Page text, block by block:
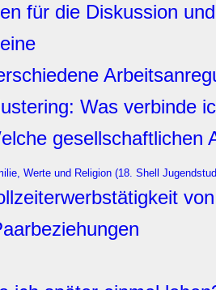
für die Diskussion
Was verbinde
gesellschaftlichen
Werte und Religion (18. Shell